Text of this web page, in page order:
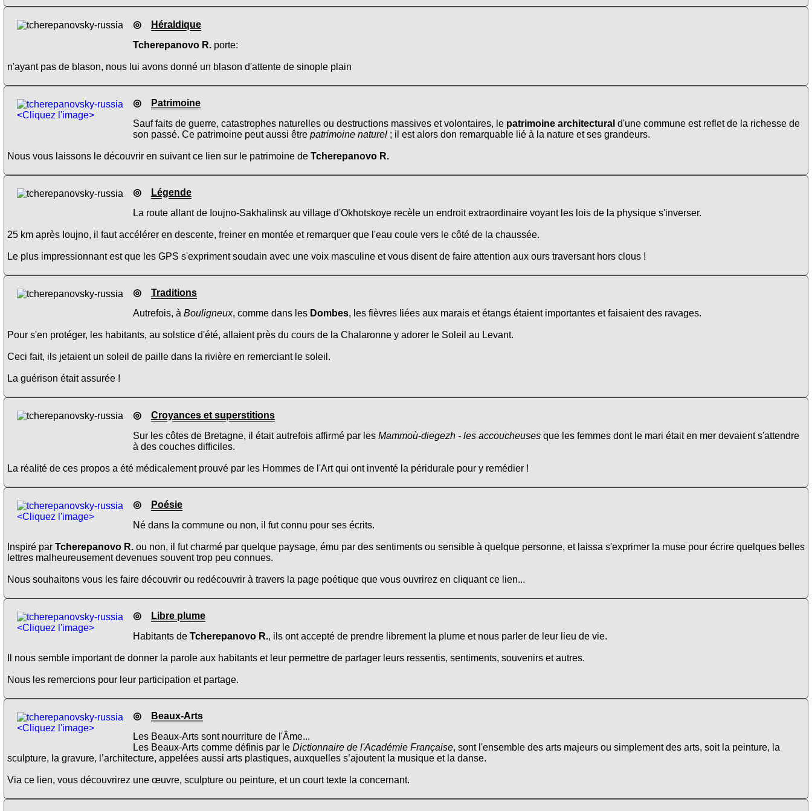
◎
Héraldique
Tcherepanovo R. porte:
n'ayant pas de blason, nous lui avons donné un blason d'attente de sinople plain
<Cliquez l'image>
◎
Patrimoine
Sauf faits de guerre, catastrophes naturelles ou destructions massives et volontaires, le patrimoine architectural d'une commune est reflet de la richesse de
son passé. Ce patrimoine peut aussi être patrimoine naturel ; il est alors don remarquable lié à la nature et ses grandeurs.
Nous vous laissons le découvrir en suivant ce lien sur le patrimoine de Tcherepanovo R.
◎
Légende
La route allant de Ioujno-Sakhalinsk au village d'Okhotskoye recèle un endroit extraordinaire voyant les lois de la physique s'inverser.
25 km après Ioujno, il faut accélérer en descente, freiner en montée et remarquer que l'eau coule vers le côté de la chaussée.
Le plus impressionnant est que les GPS s'expriment soudain avec une voix masculine et vous disent de faire attention aux ours traversant hors clous !
◎ Traditions
Autrefois, à Bouligneux, comme dans les Dombes, les fièvres liées aux marais et étangs étaient importantes et faisaient des ravages.
Pour s'en protéger, les habitants, au solstice d'été, allaient près du cours de la Chalaronne y adorer le Soleil au Levant.
Ceci fait, ils jetaient un soleil de paille dans la rivière en remerciant le soleil.
La guérison était assurée !
◎ Croyances et superstitions
Sur les côtes de Bretagne, il était autrefois affirmé par les Mammoù-diegezh - les accoucheuses que les femmes dont le mari était en mer devaient s'attendre
à des couches difficiles.
La réalité de ces propos a été médicalement prouvé par les Hommes de l'Art qui ont inventé la péridurale pour y remédier !
<Cliquez l'image>
◎
Poésie
Né dans la commune ou non, il fut connu pour ses écrits.
Inspiré par Tcherepanovo R. ou non, il fut charmé par quelque paysage, ému par des sentiments ou sensible à quelque personne, et laissa s'exprimer la muse pour écrire quelques belles
lettres malheureusement devenues souvent trop peu connues.
Nous souhaitons vous les faire découvrir ou redécouvrir à travers la page poétique que vous ouvrirez en cliquant ce lien...
<Cliquez l'image>
◎
Libre plume
Habitants de Tcherepanovo R., ils ont accepté de prendre librement la plume et nous parler de leur lieu de vie.
Il nous semble important de donner la parole aux habitants et leur permettre de partager leurs ressentis, sentiments, souvenirs et autres.
Nous les remercions pour leur participation et partage.
<Cliquez l'image>
◎
Beaux-Arts
Les Beaux-Arts sont nourriture de l'Âme...
Les Beaux-Arts comme définis par le Dictionnaire de l'Académie Française, sont l'ensemble des arts majeurs ou simplement des arts, soit la peinture, la
sculpture, la gravure, l’architecture, appelées aussi arts plastiques, auxquelles s’ajoutent la musique et la danse.
Via ce lien, vous découvrirez une œuvre, sculpture ou peinture, et un court texte la concernant.